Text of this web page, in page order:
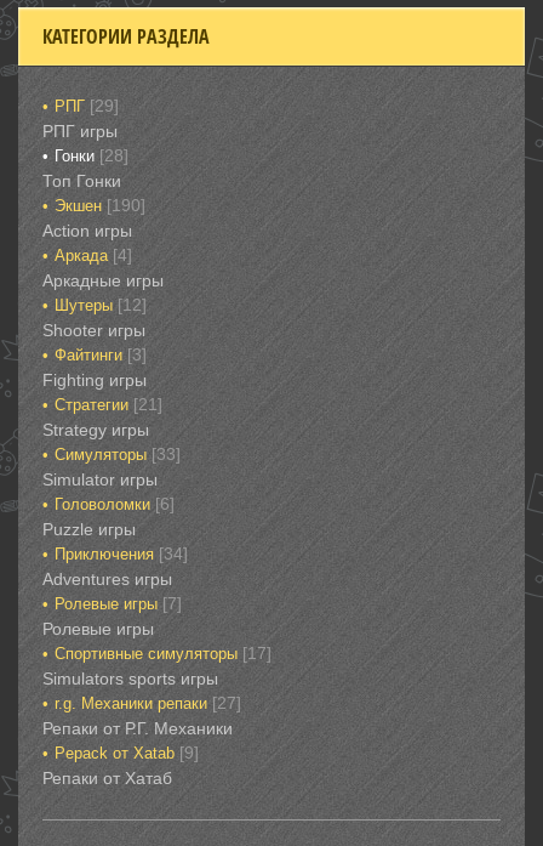
КАТЕГОРИИ РАЗДЕЛА
РПГ [29]
РПГ игры
Гонки‎ [28]
Топ Гонки‎
Экшен [190]
‎Action игры
Аркада‎ [4]
Аркадные игры
Шутеры‎ [12]
‎Shooter игры
Файтинги‎ [3]
Fighting игры
Стратегии‎ [21]
Strategy игры
Симуляторы‎ [33]
Simulator игры
Головоломки‎ [6]
Puzzle игры
Приключения‎ [34]
Adventures игры
Ролевые игры‎ [7]
Ролевые игры‎‎‎‎‎‎
Спортивные‎ симуляторы [17]
Simulators sports игры
r.g. Механики репаки [27]
Репаки от Р.Г. Механики
Рepack от Xatab [9]
Репаки от Хатаб